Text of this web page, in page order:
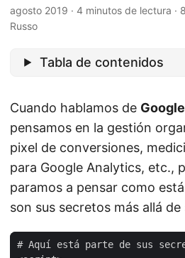
agosto 2019 · 4 minutos de lectura ·
Russo
Tabla de contenidos
Cuando hablamos de
pensamos en la gestión
pixel de conversiones,
para Google Analytics, etc.,
paramos a pensar como
son sus secretos más allá de